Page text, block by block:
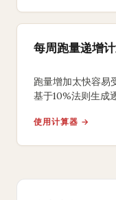
每周跑量递增
跑量增加太快容易
基于10%法则生成
使用计算器 →